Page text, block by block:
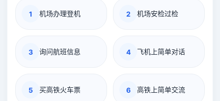
1 机场办理登机 2 机场安检过检
3 询问航班信息 4 飞机上简单对话
5 买高铁火车票 6 高铁上简单交流